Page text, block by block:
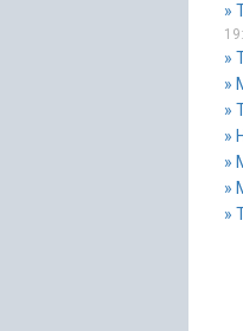
»
»
»
»
»
»
»
»